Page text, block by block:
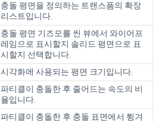
충돌 평면을 정의하는 트랜스폼의 확장
리스트입니다.
충돌 평면 기즈모를 씬 뷰에서 와이어프
레임으로 표시할지 솔리드 평면으로 표
시할지 선택합니다.
시각화에 사용되는 평면 크기입니다.
파티클이 충돌한 후 줄어드는 속도의 비
율입니다.
파티클이 충돌한 후 충돌 표면에서 튕겨